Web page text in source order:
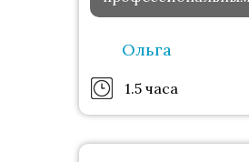
Ольга
1.5 часа